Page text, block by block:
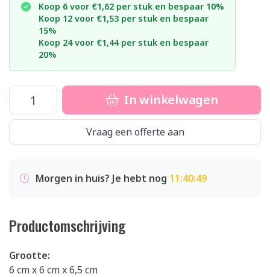
Koop 6 voor €1,62 per stuk en bespaar 10%
Koop 12 voor €1,53 per stuk en bespaar
15%
Koop 24 voor €1,44 per stuk en bespaar
20%
In winkelwagen
Vraag een offerte aan
Morgen in huis? Je hebt nog 11:40:49
Productomschrijving
Grootte:
6 cm x 6 cm x 6,5 cm